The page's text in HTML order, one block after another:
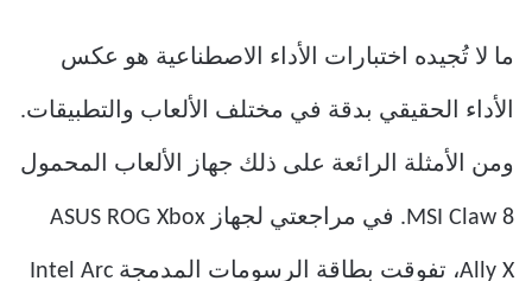
ما لا تُجيده اختبارات الأداء الاصطناعية هو عكس
الأداء الحقيقي بدقة في مختلف الألعاب والتطبيقات.
ومن الأمثلة الرائعة على ذلك جهاز الألعاب المحمول
MSI Claw 8. في مراجعتي لجهاز ASUS ROG Xbox
Ally X، تفوقت بطاقة الرسومات المدمجة Intel Arc